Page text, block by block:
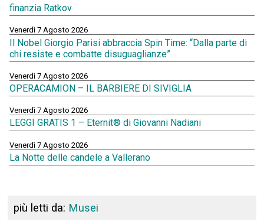
finanzia Ratkov
Venerdì 7 Agosto 2026
Il Nobel Giorgio Parisi abbraccia Spin Time: “Dalla parte di
chi resiste e combatte disuguaglianze”
Venerdì 7 Agosto 2026
OPERACAMION – IL BARBIERE DI SIVIGLIA
Venerdì 7 Agosto 2026
LEGGI GRATIS 1 – Eternit® di Giovanni Nadiani
Venerdì 7 Agosto 2026
La Notte delle candele a Vallerano
più letti da: Musei